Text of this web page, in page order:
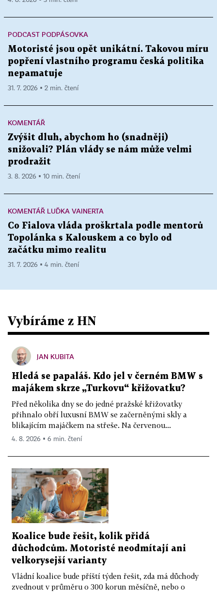
PODCAST PODPÁSOVKA
Motoristé jsou opět unikátní. Takovou míru
popření vlastního programu česká politika
nepamatuje
31. 7. 2026 ▪ 2 min. čtení
KOMENTÁŘ
Zvýšit dluh, abychom ho (snadněji)
snižovali? Plán vlády se nám může velmi
prodražit
3. 8. 2026 ▪ 10 min. čtení
KOMENTÁŘ LUĎKA VAINERTA
Co Fialova vláda proškrtala podle mentorů
Topolánka s Kalouskem a co bylo od
začátku mimo realitu
31. 7. 2026 ▪ 4 min. čtení
Vybíráme z HN
JAN KUBITA
Hledá se papaláš. Kdo jel v černém BMW s
majákem skrze „Turkovu“ křižovatku?
Před několika dny se do jedné pražské křižovatky
přihnalo obří luxusní BMW se začerněnými skly a
blikajícím majáčkem na střeše. Na červenou...
4. 8. 2026 ▪ 6 min. čtení
Koalice bude řešit, kolik přidá
důchodcům. Motoristé neodmítají ani
velkorysejší varianty
Vládní koalice bude příští týden řešit, zda má důchody
zvednout v průměru o 300 korun měsíčně, nebo o